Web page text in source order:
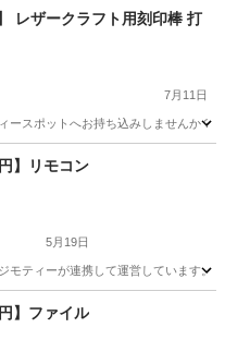
ザークラフト用刻印棒 打
7月11日
ポットへお持ち込みしませんか？
】リモコン
5月19日
モティーが連携して運営していま
】ファイル